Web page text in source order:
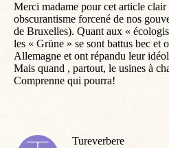
Merci madame pour cet article clair
obscurantisme forcené de nos
de Bruxelles). Quant aux «
les « Grüne » se sont battus bec et
Allemagne et ont répandu leur
Mais quand , partout, le usines à
Comprenne qui pourra!
Tureverbere